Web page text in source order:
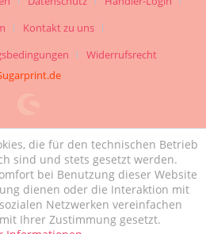
Kontakt zu uns
Widerrufsrecht
die für den technischen Betrieb
sind und stets gesetzt werden.
bei Benutzung dieser Website
dienen oder die Interaktion mit
Netzwerken vereinfachen
Ihrer Zustimmung gesetzt.